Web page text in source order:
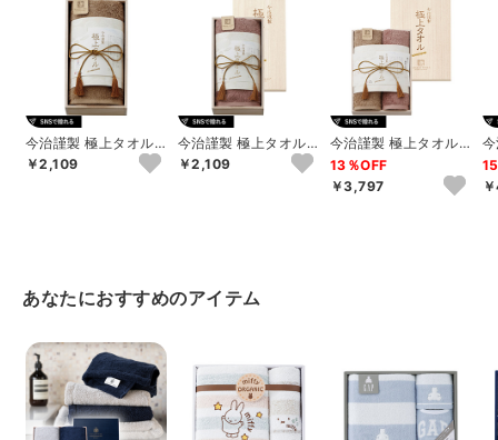
今治謹製 極上タオル
木箱入りフェイスタオ
ル（グリーン）
￥2,109
今治謹製 極上タオル
木箱入りフェイスタオ
ル（パープル）
￥2,109
今治謹製 極上タオル
木箱入りフェイスタオ
ル2P
13％OFF
￥3,797
あなたにおすすめのアイテム